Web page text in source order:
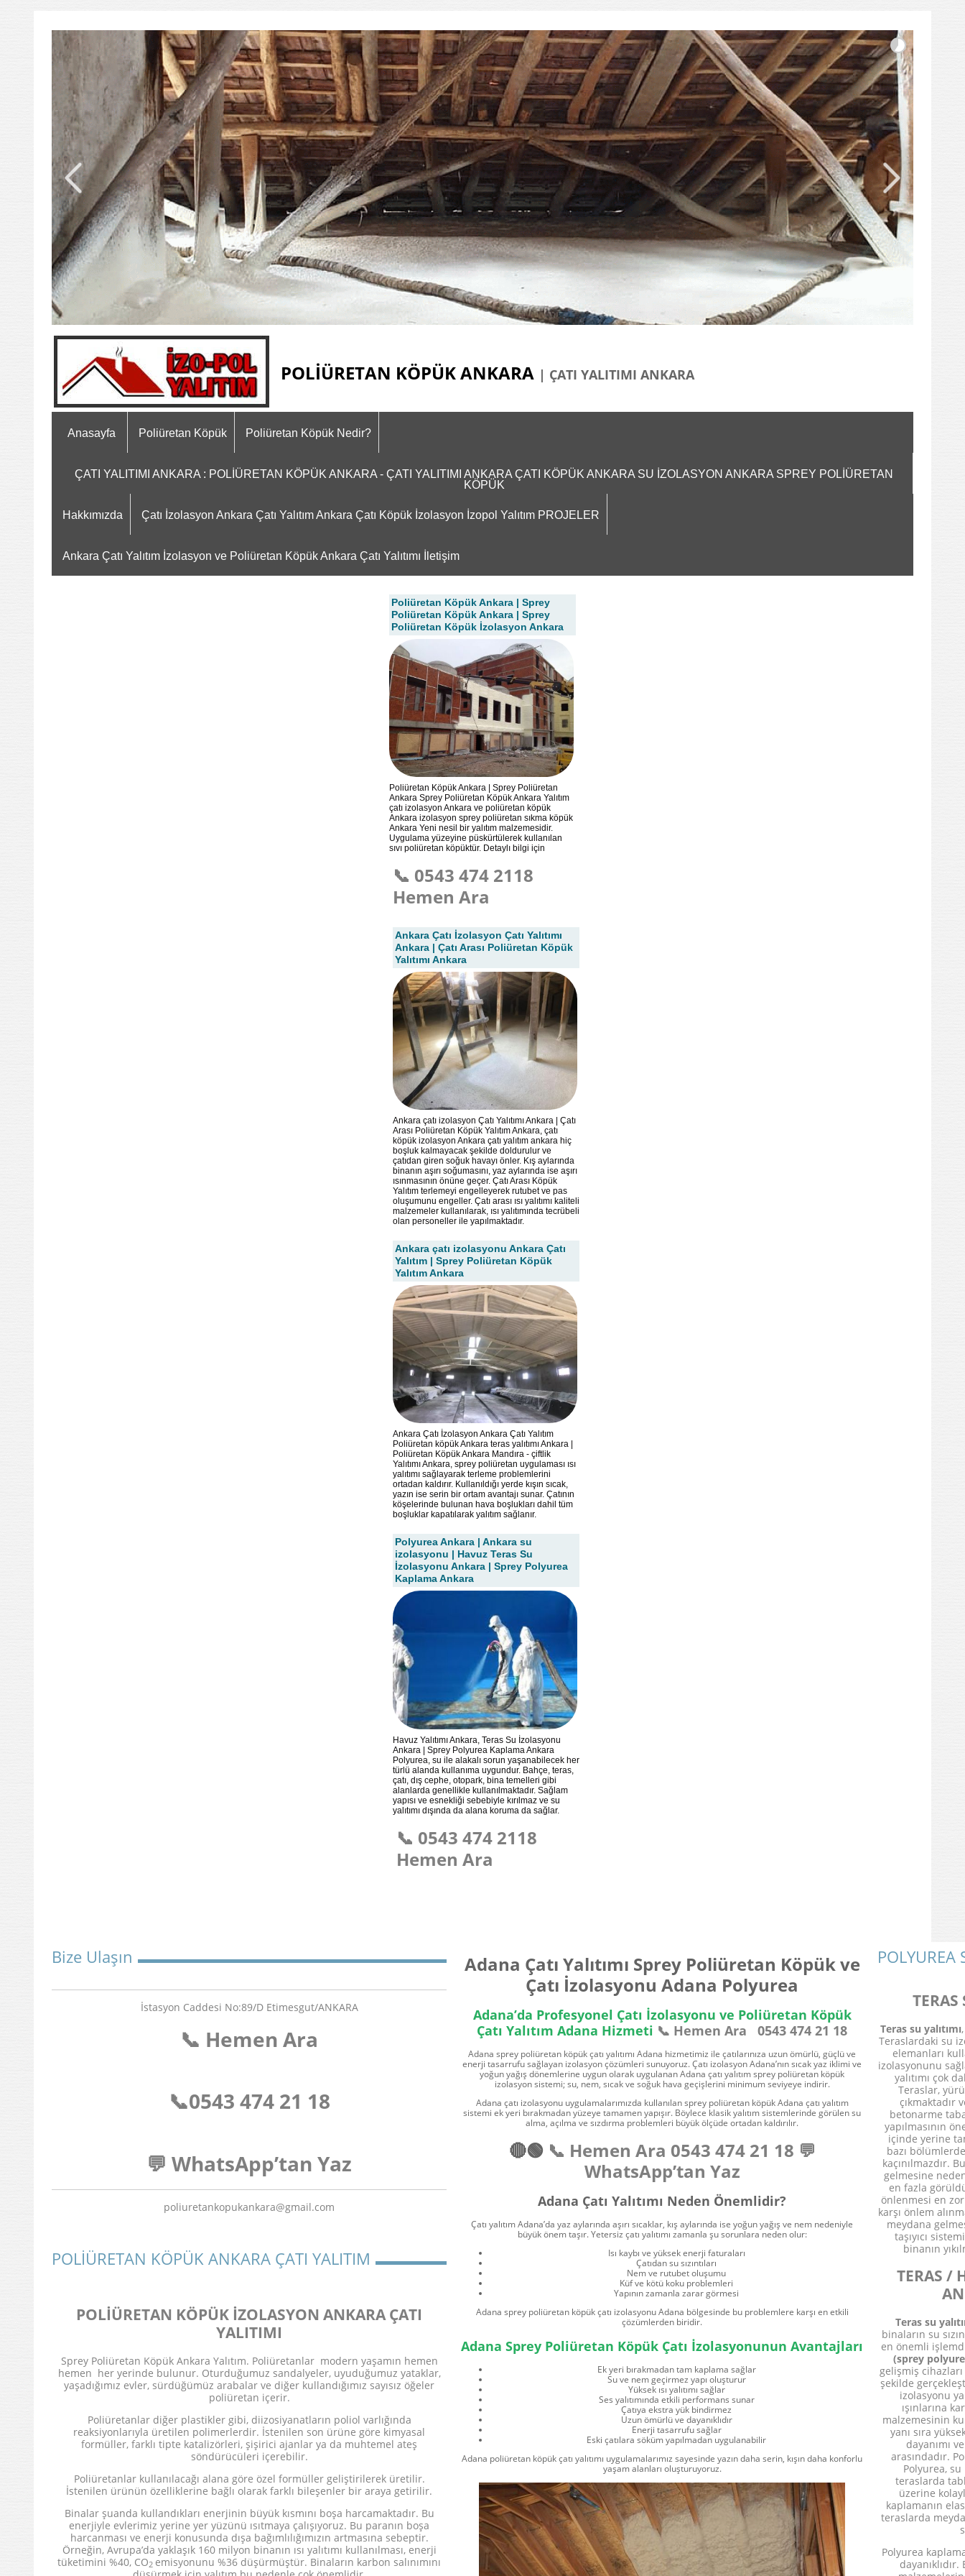
POLİÜRETAN KÖPÜK ANKARA | ÇATI YALITIMI ANKARA
Anasayfa Poliüretan Köpük Poliüretan Köpük Nedir?
ÇATI YALITIMI ANKARA : POLİÜRETAN KÖPÜK ANKARA - ÇATI YALITIMI ANKARA ÇATI KÖPÜK ANKARA SU İZOLASYON ANKARA SPREY POLİÜRETAN
KÖPÜK
Hakkımızda Çatı İzolasyon Ankara Çatı Yalıtım Ankara Çatı Köpük İzolasyon İzopol Yalıtım PROJELER
Ankara Çatı Yalıtım İzolasyon ve Poliüretan Köpük Ankara Çatı Yalıtımı İletişim
Poliüretan Köpük Ankara | Sprey
Poliüretan Köpük Ankara | Sprey
Poliüretan Köpük İzolasyon Ankara
Poliüretan Köpük Ankara | Sprey Poliüretan
Ankara Sprey Poliüretan Köpük Ankara Yalıtım
çatı izolasyon Ankara ve poliüretan köpük
Ankara izolasyon sprey poliüretan sıkma köpük
Ankara Yeni nesil bir yalıtım malzemesidir.
Uygulama yüzeyine püskürtülerek kullanılan
sıvı poliüretan köpüktür. Detaylı bilgi için
📞 0543 474 2118
Hemen Ara
Ankara Çatı İzolasyon Çatı Yalıtımı
Ankara | Çatı Arası Poliüretan Köpük
Yalıtımı Ankara
Ankara çatı izolasyon Çatı Yalıtımı Ankara | Çatı
Arası Poliüretan Köpük Yalıtım Ankara, çatı
köpük izolasyon Ankara çatı yalıtım ankara hiç
boşluk kalmayacak şekilde doldurulur ve
çatıdan giren soğuk havayı önler. Kış aylarında
binanın aşırı soğumasını, yaz aylarında ise aşırı
ısınmasının önüne geçer. Çatı Arası Köpük
Yalıtım terlemeyi engelleyerek rutubet ve pas
oluşumunu engeller. Çatı arası ısı yalıtımı kaliteli
malzemeler kullanılarak, ısı yalıtımında tecrübeli
olan personeller ile yapılmaktadır.
Ankara çatı izolasyonu Ankara Çatı
Yalıtım | Sprey Poliüretan Köpük
Yalıtım Ankara
Ankara Çatı İzolasyon Ankara Çatı Yalıtım
Poliüretan köpük Ankara teras yalıtımı Ankara |
Poliüretan Köpük Ankara Mandıra - çiftlik
Yalıtımı Ankara, sprey poliüretan uygulaması ısı
yalıtımı sağlayarak terleme problemlerini
ortadan kaldırır. Kullanıldığı yerde kışın sıcak,
yazın ise serin bir ortam avantajı sunar. Çatının
köşelerinde bulunan hava boşlukları dahil tüm
boşluklar kapatılarak yalıtım sağlanır.
Polyurea Ankara | Ankara su
izolasyonu | Havuz Teras Su
İzolasyonu Ankara | Sprey Polyurea
Kaplama Ankara
Havuz Yalıtımı Ankara, Teras Su İzolasyonu
Ankara | Sprey Polyurea Kaplama Ankara
Polyurea, su ile alakalı sorun yaşanabilecek her
türlü alanda kullanıma uygundur. Bahçe, teras,
çatı, dış cephe, otopark, bina temelleri gibi
alanlarda genellikle kullanılmaktadır. Sağlam
yapısı ve esnekliği sebebiyle kırılmaz ve su
yalıtımı dışında da alana koruma da sağlar.
📞 0543 474 2118
Hemen Ara
Bize Ulaşın
İstasyon Caddesi No:89/D Etimesgut/ANKARA
📞 Hemen Ara
📞0543 474 21 18
💬 WhatsApp’tan Yaz
poliuretankopukankara@gmail.com
POLİÜRETAN KÖPÜK ANKARA ÇATI YALITIM
POLİÜRETAN KÖPÜK İZOLASYON ANKARA ÇATI
YALITIMI
Sprey Poliüretan Köpük Ankara Yalıtım. Poliüretanlar modern yaşamın hemen
hemen her yerinde bulunur. Oturduğumuz sandalyeler, uyuduğumuz yataklar,
yaşadığımız evler, sürdüğümüz arabalar ve diğer kullandığımız sayısız öğeler
poliüretan içerir.
Poliüretanlar diğer plastikler gibi, diizosiyanatların poliol varlığında
reaksiyonlarıyla üretilen polimerlerdir. İstenilen son ürüne göre kimyasal
formüller, farklı tipte katalizörleri, şişirici ajanlar ya da muhtemel ateş
söndürücüleri içerebilir.
Poliüretanlar kullanılacağı alana göre özel formüller geliştirilerek üretilir.
İstenilen ürünün özelliklerine bağlı olarak farklı bileşenler bir araya getirilir.
Binalar şuanda kullandıkları enerjinin büyük kısmını boşa harcamaktadır. Bu
enerjiyle evlerimiz yerine yer yüzünü ısıtmaya çalışıyoruz. Bu paranın boşa
harcanması ve enerji konusunda dışa bağımlılığımızın artmasına sebeptir.
Örneğin, Avrupa’da yaklaşık 160 milyon binanın ısı yalıtımı kullanılması, enerji
tüketimini %40, CO2 emisyonunu %36 düşürmüştür. Binaların karbon salınımını
Adana Çatı Yalıtımı Sprey Poliüretan Köpük ve
Çatı İzolasyonu Adana Polyurea
Adana’da Profesyonel Çatı İzolasyonu ve Poliüretan Köpük
Çatı Yalıtım Adana Hizmeti 📞 Hemen Ara 0543 474 21 18
Adana sprey poliüretan köpük çatı yalıtımı Adana hizmetimiz ile çatılarınıza uzun ömürlü, güçlü ve
enerji tasarrufu sağlayan izolasyon çözümleri sunuyoruz. Çatı izolasyon Adana’nın sıcak yaz iklimi ve
yoğun yağış dönemlerine uygun olarak uygulanan Adana çatı yalıtım sprey poliüretan köpük
izolasyon sistemi; su, nem, sıcak ve soğuk hava geçişlerini minimum seviyeye indirir.
Adana çatı izolasyonu uygulamalarımızda kullanılan sprey poliüretan köpük Adana çatı yalıtım
sistemi ek yeri bırakmadan yüzeye tamamen yapışır. Böylece klasik yalıtım sistemlerinde görülen su
alma, açılma ve sızdırma problemleri büyük ölçüde ortadan kaldırılır.
🔴🟢 📞 Hemen Ara 0543 474 21 18 💬
WhatsApp’tan Yaz
Adana Çatı Yalıtımı Neden Önemlidir?
Çatı yalıtım Adana’da yaz aylarında aşırı sıcaklar, kış aylarında ise yoğun yağış ve nem nedeniyle
büyük önem taşır. Yetersiz çatı yalıtımı zamanla şu sorunlara neden olur:
Isı kaybı ve yüksek enerji faturaları
Çatıdan su sızıntıları
Nem ve rutubet oluşumu
Küf ve kötü koku problemleri
Yapının zamanla zarar görmesi
Adana sprey poliüretan köpük çatı izolasyonu Adana bölgesinde bu problemlere karşı en etkili
çözümlerden biridir.
Adana Sprey Poliüretan Köpük Çatı İzolasyonunun Avantajları
Ek yeri bırakmadan tam kaplama sağlar
Su ve nem geçirmez yapı oluşturur
Yüksek ısı yalıtımı sağlar
Ses yalıtımında etkili performans sunar
Çatıya ekstra yük bindirmez
Uzun ömürlü ve dayanıklıdır
Enerji tasarrufu sağlar
Eski çatılara söküm yapılmadan uygulanabilir
Adana poliüretan köpük çatı yalıtımı uygulamalarımız sayesinde yazın daha serin, kışın daha konforlu
yaşam alanları oluşturuyoruz.
POLYUREA
Teras su yalıtımı
Teraslardaki su
elemanları
izolasyonunu
yalıtımı çok
Teraslar,
çıkmaktadır
betonarme
yapılmasının
içinde yerine
bazı
kaçınılmazdır.
gelmesine
en fazla
önlenmesi en
karşı önlem
meydana
taşıyıcı
binanın
TERAS /
Teras su
binaların su
en önemli
(sprey
gelişmiş
şekilde
izolasyonu
ışınlarına
malzemesinin
yanı sıra
dayanımı
arasındadır.
Polyurea,
teraslarda
üzerine
kaplamanın
teraslarda
Polyurea